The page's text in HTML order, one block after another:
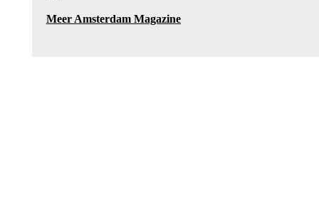
Meer Amsterdam Magazine